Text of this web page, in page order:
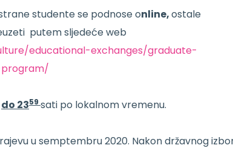
studente se podnose online,ostale
putem sljedeće web
educational-exchanges/graduate-
do 2359 sati po lokalnom vremenu.
u semptembru 2020. Nakon državnog